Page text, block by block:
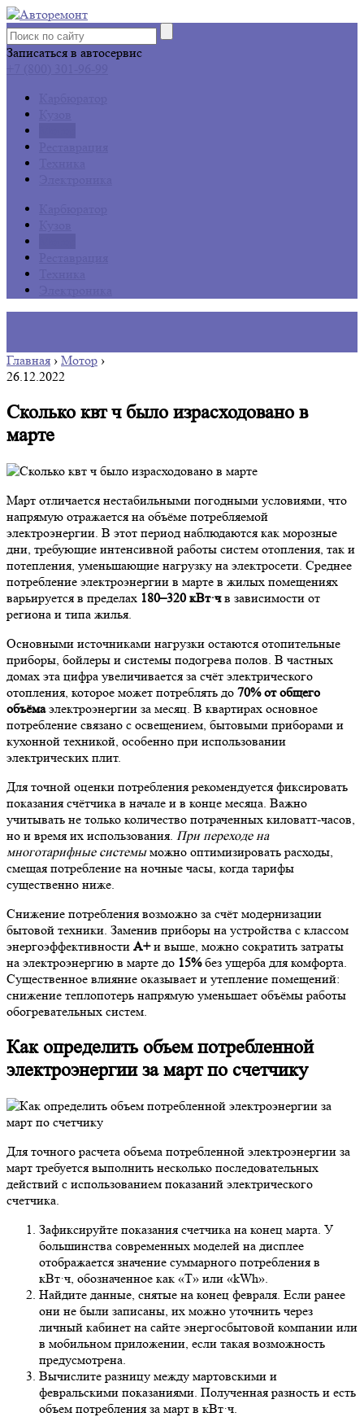
Записаться в автосервис
Главная › Мотор ›
26.12.2022
Сколько квт ч было израсходовано в
марте
Март отличается нестабильными погодными условиями, что
напрямую отражается на объёме потребляемой
электроэнергии. В этот период наблюдаются как морозные
дни, требующие интенсивной работы систем отопления, так и
потепления, уменьшающие нагрузку на электросети. Среднее
потребление электроэнергии в марте в жилых помещениях
варьируется в пределах 180–320 кВт·чв зависимости от
региона и типа жилья.
Основными источниками нагрузки остаются отопительные
приборы, бойлеры и системы подогрева полов. В частных
домах эта цифра увеличивается за счёт электрического
отопления, которое может потреблять до 70% от общего
объёмаэлектроэнергии за месяц. В квартирах основное
потребление связано с освещением, бытовыми приборами и
кухонной техникой, особенно при использовании
электрических плит.
Для точной оценки потребления рекомендуется фиксировать
показания счётчика в начале и в конце месяца. Важно
учитывать не только количество потраченных киловатт-часов,
но и время их использования. При переходе на
многотарифные системыможно оптимизировать расходы,
смещая потребление на ночные часы, когда тарифы
существенно ниже.
Снижение потребления возможно за счёт модернизации
бытовой техники. Заменив приборы на устройства с классом
энергоэффективности А+и выше, можно сократить затраты
на электроэнергию в марте до 15%без ущерба для комфорта.
Существенное влияние оказывает и утепление помещений:
снижение теплопотерь напрямую уменьшает объёмы работы
обогревательных систем.
Как определить объем потребленной
электроэнергии за март по счетчику
Для точного расчета объема потребленной электроэнергии за
март требуется выполнить несколько последовательных
действий с использованием показаний электрического
счетчика.
Зафиксируйте показания счетчика на конец марта. У
большинства современных моделей на дисплее
отображается значение суммарного потребления в
кВт·ч, обозначенное как «T» или «kWh».
Найдите данные, снятые на конец февраля. Если ранее
они не были записаны, их можно уточнить через
личный кабинет на сайте энергосбытовой компании или
в мобильном приложении, если такая возможность
предусмотрена.
Вычислите разницу между мартовскими и
февральскими показаниями. Полученная разность и есть
объем потребления за март в кВт·ч.